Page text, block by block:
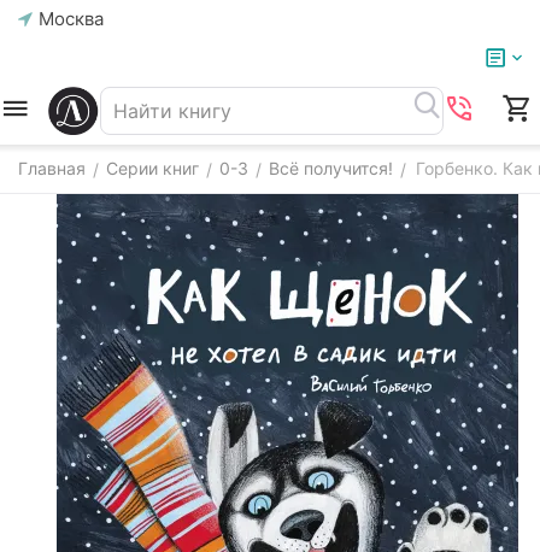
Москва
Главная / Серии книг / 0-3 / Всё получится! / Горбенко. Как